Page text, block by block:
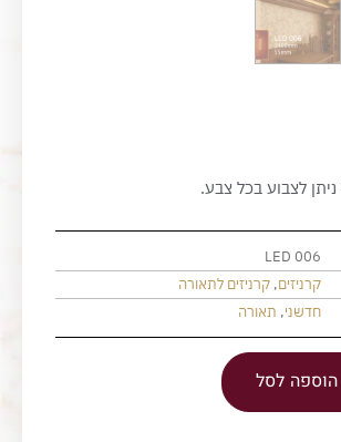
ניתן לצבוע בכל צבע.
LED 006
קרניזים, קרניזים לתאורה
חדשני, תאורה
הוספה לסל